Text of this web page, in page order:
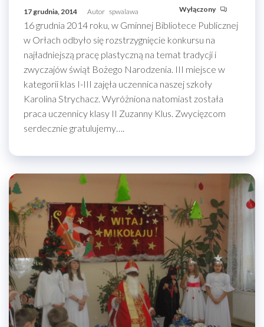
17 grudnia, 2014 Autor spwalawa Wyłączony
16 grudnia 2014 roku, w Gminnej Bibliotece Publicznej
w Orłach odbyło się rozstrzygnięcie konkursu na
najładniejszą pracę plastyczną na temat tradycji i
zwyczajów świąt Bożego Narodzenia. III miejsce w
kategorii klas I-III zajęła uczennica naszej szkoły
Karolina Strychacz. Wyróżniona natomiast została
praca uczennicy klasy II Zuzanny Klus. Zwycięzcom
serdecznie gratulujemy….